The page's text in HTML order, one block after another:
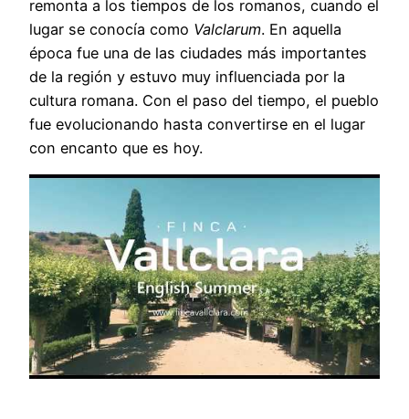
remonta a los tiempos de los romanos, cuando el
lugar se conocía como Valclarum. En aquella
época fue una de las ciudades más importantes
de la región y estuvo muy influenciada por la
cultura romana. Con el paso del tiempo, el pueblo
fue evolucionando hasta convertirse en el lugar
con encanto que es hoy.